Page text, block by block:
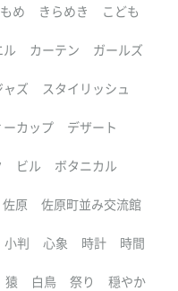
め きらめき こども
ル カーテン ガールズ
ャズ スタイリッシュ
ーカップ デザート
ビル ボタニカル
佐原 佐原町並み交流館
小判 心象 時計 時間
猿 白鳥 祭り 穏やか